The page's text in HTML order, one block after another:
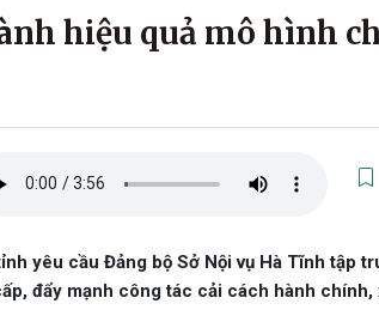
hiệu quả mô hình
yêu cầu Đảng bộ Sở Nội vụ Hà Tĩnh tập
đẩy mạnh công tác cải cách hành chính,